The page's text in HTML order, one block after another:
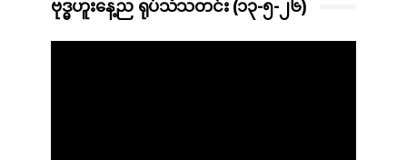
ဗုဒ္ဓဟူးနေ့ည ရုပ်သံသတင်း (၁၃-၅-၂၆)